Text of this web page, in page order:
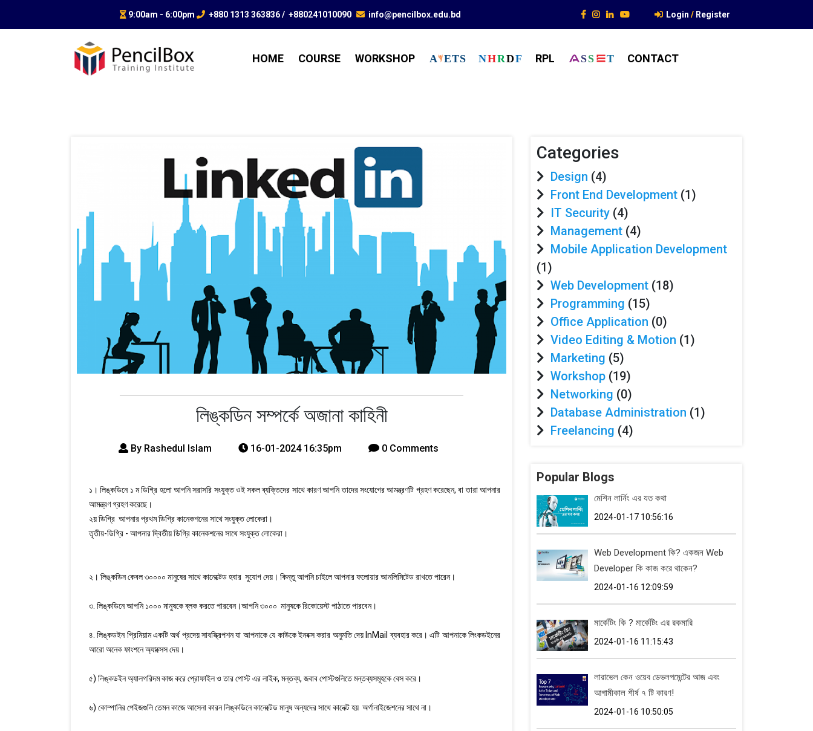
9:00am - 6:00pm +880 1313 363836/ +880241010090 info@pencilbox.edu.bd Login / Register
HOME COURSE WORKSHOP A E T S N H R D F RPL S S T CONTACT
লিঙ্কডিন সম্পর্কে অজানা কাহিনী
By Rashedul Islam 16-01-2024 16:35pm 0 Comments
১। লিঙ্কডিনে ১ ম ডিগ্রি হলো আপনি সরাসরি সংযুক্ত ওই সকল ব্যক্তিদের সাথে কারণ আপনি তাদের সংযোগের আমন্ত্রণটি গ্রহণ করেছেন, বা তারা আপনার
আমন্ত্রণ গ্রহণ করেছে।
২য় ডিগ্রি আপনার প্রথম ডিগ্রি কানেকশনের সাথে সংযুক্ত লোকেরা।
তৃতীয়-ডিগ্রি - আপনার দ্বিতীয় ডিগ্রি কানেকশনের সাথে সংযুক্ত লোকেরা।
২। লিঙ্কডিন কেবল ৩০০০০ মানুষের সাথে কানেক্টেড হবার সুযোগ দেয়। কিন্তু আপনি চাইলে আপনার ফলোয়ার আনলিমিটেড রাখতে পারেন।
৩. লিঙ্কডিনে আপনি ১০০০ মানুষকে ব্লক করতে পারবেন।আপনি ৩০০০ মানুষকে রিকোয়েস্ট পাঠাতে পারবেন।
৪. লিঙ্কডইন প্রিমিয়াম একটি অর্থ প্রদেয় সাবস্ক্রিপশন যা আপনাকে যে কাউকে ইনবক্স করার অনুমতি দেয় InMail ব্যবহার করে। এটি আপনাকে লিংকডইনের
আরো অনেক ফাংশনে অ্যাক্সেস দেয়।
৫) লিঙ্কডইন অ্যালগরিদম কাজ করে প্রোফাইল ও তার পোস্ট এর লাইক, মন্তব্য, জবাব পোস্টগুলিতে মন্তব্যসমূহকে বেস করে।
৬) কোম্পানির পেইজগুলি তেমন কাজে আসেনা কারন লিঙ্কডিনে কানেক্টেড মানুষ অন্যদের সাথে কানেক্ট হয় অর্গানাইজেশনের সাথে না।
Categories
Design (4)
Front End Development (1)
IT Security (4)
Management (4)
Mobile Application Development
(1)
Web Development (18)
Programming (15)
Office Application (0)
Video Editing & Motion (1)
Marketing (5)
Workshop (19)
Networking (0)
Database Administration (1)
Freelancing (4)
Popular Blogs
মেশিন লার্নিং এর যত কথা
2024-01-17 10:56:16
Web Development কি? একজন Web
Developer কি কাজ করে থাকেন?
2024-01-16 12:09:59
মার্কেটিং কি ? মার্কেটিং এর রকমারি
2024-01-16 11:15:43
লারাভেল কেন ওয়েব ডেভলপমেন্টের আজ এবং
আগামীকাল শীর্ষ ৭ টি কারণ!
2024-01-16 10:50:05